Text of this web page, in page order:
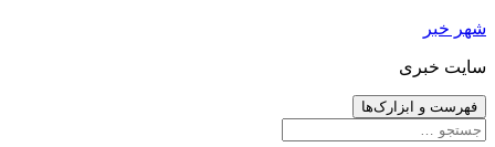
رفتن
نوشته‌ها
شهر خبر
سایت خبری
فهرست و ابزارک‌ها
جستجو